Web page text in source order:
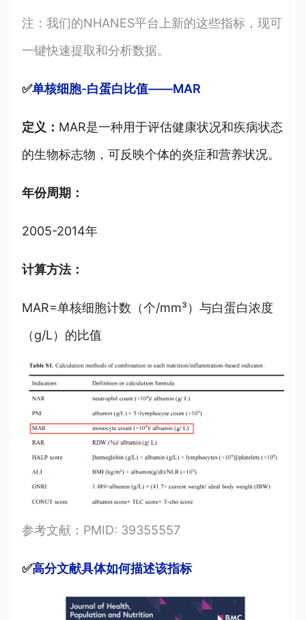
注：我们的NHANES平台上新的这些指标，现可
一键快速提取和分析数据。
✅单核细胞-白蛋白比值——MAR
定义： MAR是一种用于评估健康状况和疾病状态
的生物标志物，可反映个体的炎症和营养状况。
年份周期：
2005-2014年
计算方法：
MAR=单核细胞计数（个/mm³）与白蛋白浓度
（g/L）的比值
参考文献：PMID: 39355557
✅高分文献具体如何描述该指标